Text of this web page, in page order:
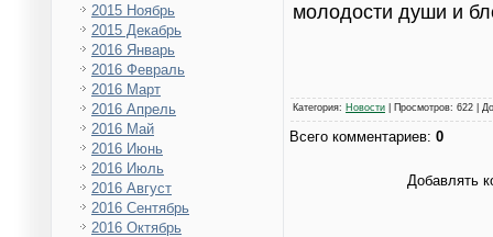
2015 Ноябрь
2015 Декабрь
2016 Январь
2016 Февраль
2016 Март
2016 Апрель
2016 Май
2016 Июнь
2016 Июль
2016 Август
2016 Сентябрь
2016 Октябрь
молодости души и
Категория: Новости Просмотров: 622 |
Всего комментариев: 0
Добавлять